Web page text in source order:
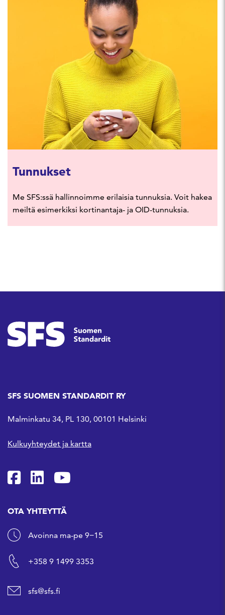
Tunnukset
Me SFS:ssä hallinnoimme erilaisia tunnuksia. Voit hakea
meiltä esimerkiksi kortinantaja- ja OID-tunnuksia.
SFS SUOMEN STANDARDIT RY
Malminkatu 34, PL 130, 00101 Helsinki
Kulkuyhteydet ja kartta
SFS Facebookissa
SFS Linkedinissä
SFS Youtubessa
OTA YHTEYTTÄ
Avoinna ma-pe 9−15
+358 9 1499 3353
sfs@sfs.fi